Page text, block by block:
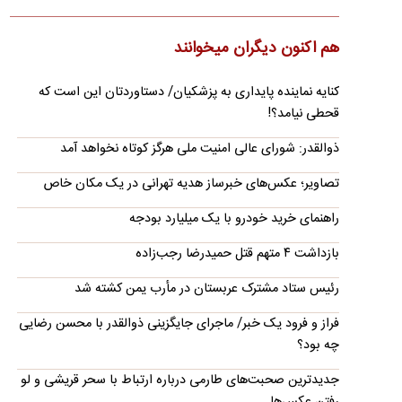
مسیر احیا قرار گرفته‌است؛ این تالاب چشم نواز در وسط شهر…
پزشکیان عملاً جریان تندرو را خلع سلاح کرد
شهید علی لاریجانی در بخشی از این دست‌نوشته‌ها یادآور شده:
امروز عصر مجلس به تمام وزرا رأی اعتماد داد. نوع دفاع…
آینده تنگه هرمز از نگاه احمد زیدآبادی/ یک سخن،
دو منظور
احمد زیدآبادی گفت: «مقام‌های ایران و آمریکا هر دو می‌گویند که
تنگه‌ی هرمز دیگر به وضعیت سابق خود باز نخواهد گشت!…
تأیید ربایش و قتل مداح «حمیدرضا رجب‌زاده»
یک منبع با تأیید حادثه ربایش و قتل حمیدرضا رجب‌زاده اعلام کرد:
تحقیقات پلیسی و قضایی برای شناسایی و دستگیری عوامل این…
بورس دوباره رکورد زد
واحد شد
هم اکنون دیگران میخوانند
کنایه نماینده پایداری به پزشکیان/ دستاوردتان این است که
قحطی نیامد؟!
ذوالقدر: شورای عالی امنیت ملی هرگز کوتاه نخواهد آمد
تصاویر؛ عکس‌های خبرساز هدیه تهرانی در یک مکان خاص
راهنمای خرید خودرو با یک میلیارد بودجه
بازداشت ۴ متهم قتل حمیدرضا رجب‌زاده
رئیس ستاد مشترک عربستان در مأرب یمن کشته شد
فراز و فرود یک خبر/ ماجرای جایگزینی ذوالقدر با محسن رضایی
چه بود؟
جدیدترین صحبت‌های طارمی درباره ارتباط با سحر قریشی و لو